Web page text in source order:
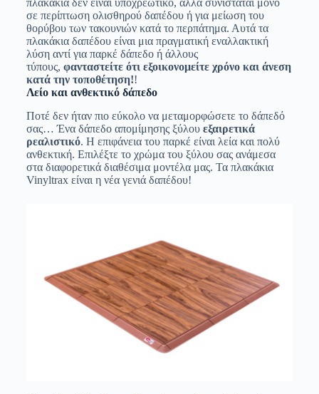
πλακάκια δεν είναι υποχρεωτικό, αλλά συνιστάται μόνο
σε περίπτωση ολισθηρού δαπέδου ή για μείωση του
θορύβου των τακουνιών κατά το περπάτημα. Αυτά τα
πλακάκια δαπέδου είναι μια πραγματική εναλλακτική
λύση αντί για παρκέ δάπεδο ή άλλους
τύπους, φανταστείτε ότι εξοικονομείτε χρόνο και άνεση
κατά την τοποθέτηση!!
Λείο και ανθεκτικό δάπεδο
Ποτέ δεν ήταν πιο εύκολο να μεταμορφώσετε το δάπεδό
σας… Ένα δάπεδο απομίμησης ξύλου εξαιρετικά
ρεαλιστικό. Η επιφάνεια του παρκέ είναι λεία και πολύ
ανθεκτική. Επιλέξτε το χρώμα του ξύλου σας ανάμεσα
στα διαφορετικά διαθέσιμα μοντέλα μας. Τα πλακάκια
Vinyltrax είναι η νέα γενιά δαπέδου!